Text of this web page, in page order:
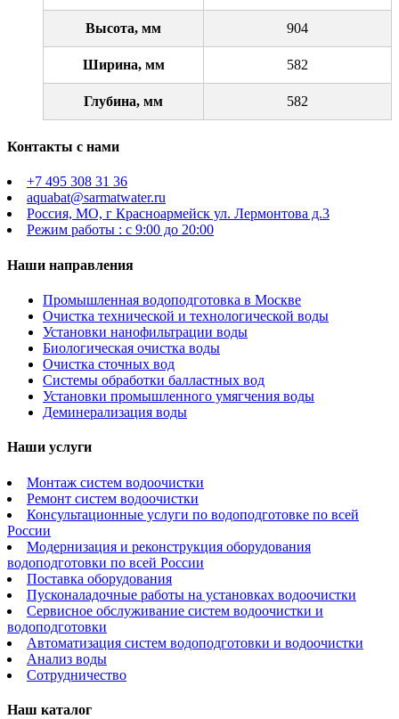
Высота, мм 904
Ширина, мм 582
Глубина, мм 582
Контакты с нами
+7 495 308 31 36
aquabat@sarmatwater.ru
Россия, МО, г Красноармейск ул. Лермонтова д.3
Режим работы : с 9:00 до 20:00
Наши направления
Промышленная водоподготовка в Москве
Очистка технической и технологической воды
Установки нанофильтрации воды
Биологическая очистка воды
Очистка сточных вод
Системы обработки балластных вод
Установки промышленного умягчения воды
Деминерализация воды
Наши услуги
Монтаж систем водоочистки
Ремонт систем водоочистки
Консультационные услуги по водоподготовке по всей
России
Модернизация и реконструкция оборудования
водоподготовки по всей России
Поставка оборудования
Пусконаладочные работы на установках водоочистки
Сервисное обслуживание систем водоочистки и
водоподготовки
Автоматизация систем водоподготовки и водоочистки
Анализ воды
Сотрудничество
Наш каталог